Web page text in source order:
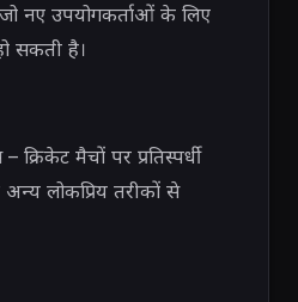
नए उपयोगकर्ताओं के लिए
सकती है।
मैचों पर प्रतिस्पर्धी
लोकप्रिय तरीकों से